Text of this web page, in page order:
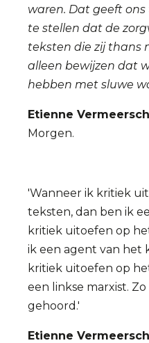
waren. Dat geeft
te stellen dat de
teksten die zij thans
alleen bewijzen dat
hebben met sluwe
Etienne Vermeersch
Morgen.
'Wanneer ik kritiek
teksten, dan ben ik
kritiek uitoefen op
ik een agent van het
kritiek uitoefen op
een linkse marxist.
gehoord.'
Etienne Vermeersch